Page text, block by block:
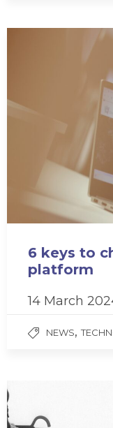
6 keys to
platform
14 March
NEWS,